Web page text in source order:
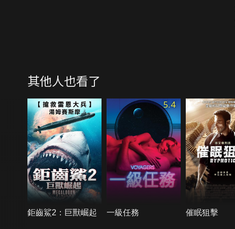
其他人也看了
鉅齒鯊2：巨獸崛起
5.4
一級任務 催眠狙擊